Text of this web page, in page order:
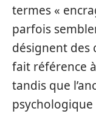
termes «
parfois
désignent des
fait référence
tandis que